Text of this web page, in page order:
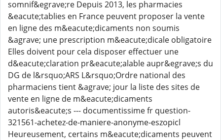
somnif&egrave;re Depuis 2013, les pharmacies
&eacute;tablies en France peuvent proposer la vente
en ligne des m&eacute;dicaments non soumis
&agrave; une prescription m&eacute;dicale obligatoire
Elles doivent pour cela disposer effectuer une
d&eacute;claration pr&eacute;alable aupr&egrave;s du
DG de l&rsquo;ARS L&rsquo;Ordre national des
pharmaciens tient &agrave; jour la liste des sites de
vente en ligne de m&eacute;dicaments
autoris&eacute;s --- documentissime fr question-
321561-achetez-de-maniere-anonyme-eszopicl
Heureusement, certains m&eacute;dicaments peuvent